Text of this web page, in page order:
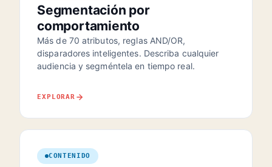
Segmentación por
comportamiento
Más de 70 atributos, reglas AND/OR,
disparadores inteligentes. Describa cualquier
audiencia y segméntela en tiempo real.
EXPLORAR
CONTENIDO